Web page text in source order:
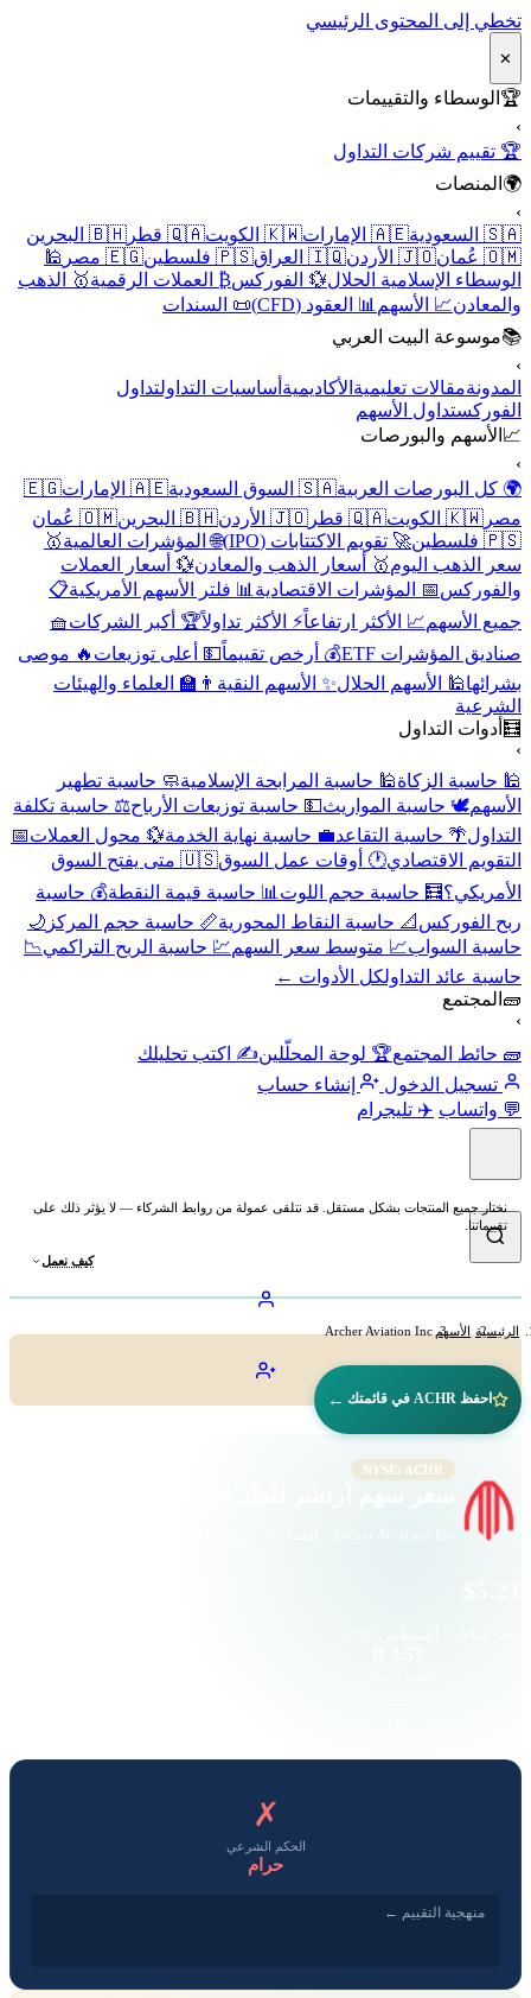
تخطي إلى المحتوى الرئيسي
✕
🏆الوسطاء والتقييمات
🏆 تقييم شركات التداول
🌍المنصات
🇸🇦 السعودية
🇦🇪 الإمارات 🇰🇼 الكويت 🇶🇦 قطر
🇧🇭 البحرين
🇴🇲 عُمان
🇯🇴 الأردن 🇮🇶 العراق 🇵🇸 فلسطين 🇪🇬 مصر
🕌
الوسطاء الإسلامية الحلال 💱 الفوركس ₿ العملات الرقمية🥇 الذهب
والمعادن📈 الأسهم📊 العقود (CFD)
📜 السندات
📚موسوعة البيت العربي
المدونةمقالات تعليميةالأكاديميةأساسيات التداولتداول
الفوركستداول الأسهم
📈الأسهم والبورصات
🌍 كل البورصات العربية🇸🇦 السوق السعودية 🇦🇪 الإمارات
🇪🇬
مصر 🇰🇼 الكويت 🇶🇦 قطر 🇯🇴 الأردن 🇧🇭 البحرين
🇴🇲 عُمان
🇵🇸 فلسطين
🚀 تقويم الاكتتابات (IPO) 🌐 المؤشرات العالمية🥇
سعر الذهب اليوم🥇 أسعار الذهب والمعادن💱 أسعار العملات
والفوركس 📅 المؤشرات الاقتصادية📊 فلتر الأسهم الأمريكية📋
جميع الأسهم📈 الأكثر ارتفاعاً⚡ الأكثر تداولاً🏆 أكبر الشركات🧺
صناديق المؤشرات ETF
💰 أرخص تقييماً💵 أعلى توزيعات🔥 موصى
بشرائها🕌 الأسهم الحلال ✨ الأسهم النقية👨‍🏫 العلماء والهيئات
الشرعية
🧮أدوات التداول
🕌 حاسبة الزكاة🕌 حاسبة المرابحة الإسلامية🧼 حاسبة تطهير
الأسهم🕊️ حاسبة المواريث💵 حاسبة توزيعات الأرباح⚖️ حاسبة تكلفة
التداول 🌴 حاسبة التقاعد💼 حاسبة نهاية الخدمة💱 محول العملات📅
التقويم الاقتصادي🕐 أوقات عمل السوق
🇺🇸 متى يفتح السوق
الأمريكي؟🧮 حاسبة حجم اللوت📊 حاسبة قيمة النقطة💰 حاسبة
ربح الفوركس 📐 حاسبة النقاط المحورية📏 حاسبة حجم المركز 🌙
حاسبة السواب📈 متوسط سعر السهم💹 حاسبة الربح التراكمي 📉
حاسبة عائد التداولكل الأدوات ←
🧱المجتمع
🧱 حائط المجتمع🏆 لوحة المحلّلين✍️ اكتب تحليلك
تسجيل الدخول
إنشاء حساب
💬 واتساب ✈️ تليجرام
نختار جميع المنتجات بشكل مستقل. قد نتلقى عمولة من روابط الشركاء — لا يؤثر ذلك على
تقييماتنا.
كيف نعمل
الرئيسية الأسهم Archer Aviation Inc
احفظ ACHR في قائمتك ←
NYSE: ACHR
✗
الحكم الشرعي
حرام
منهجية التقييم ←